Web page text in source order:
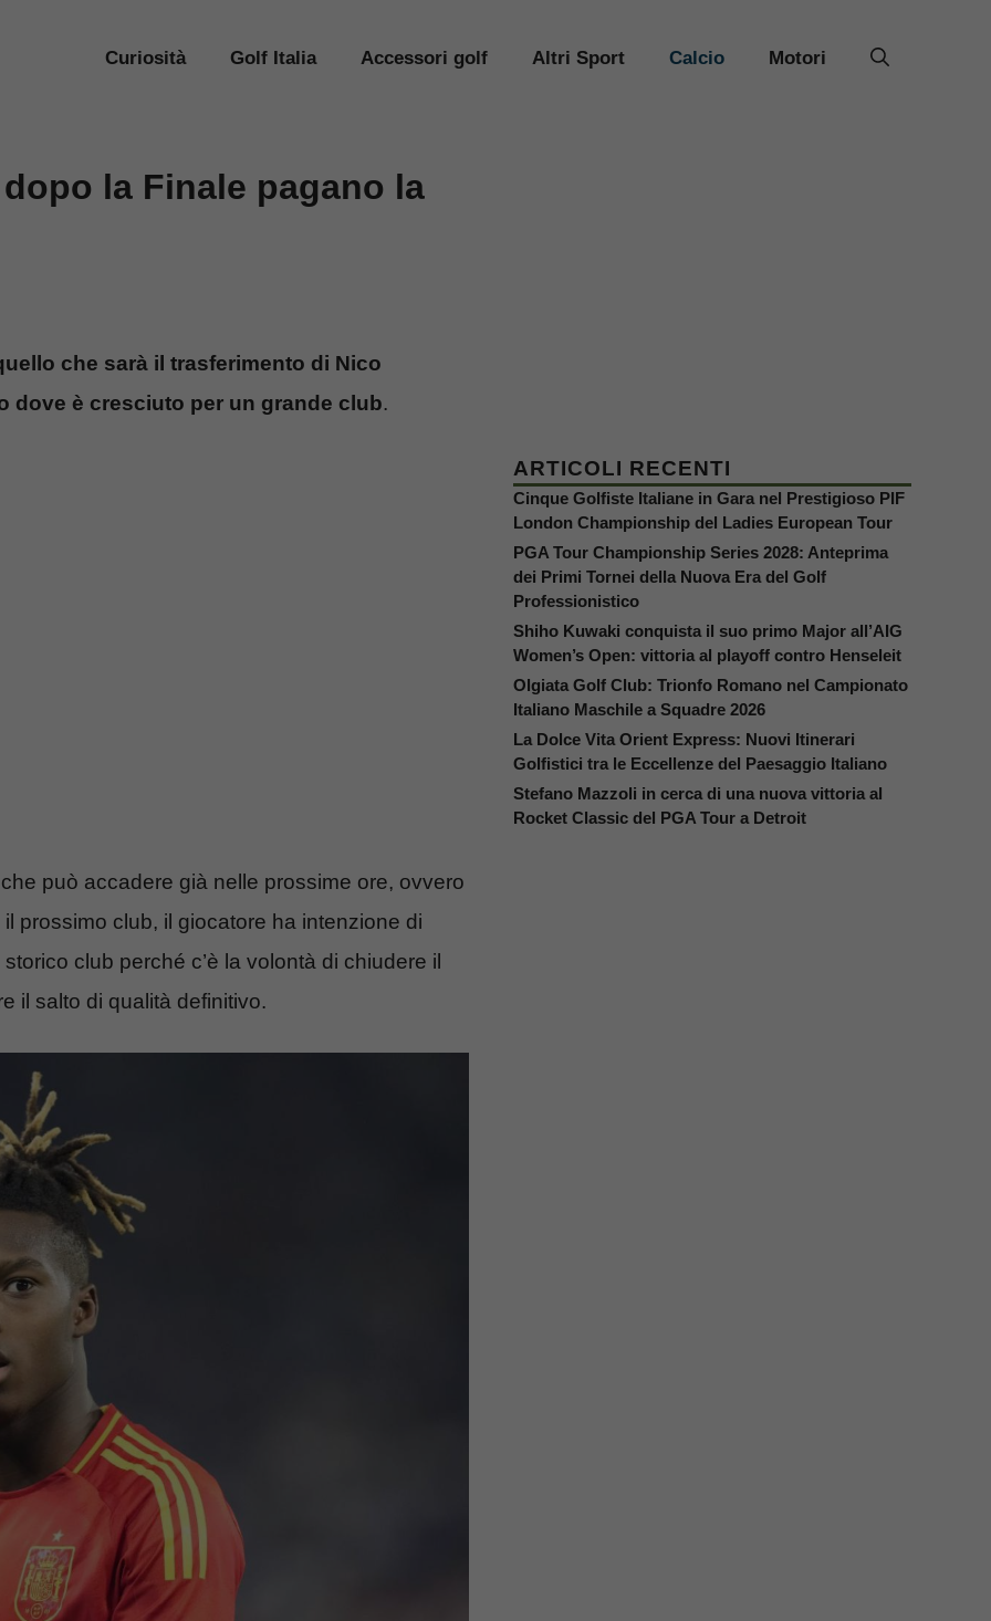
Curiosità Golf Italia Accessori golf Altri Sport Calcio Motori
la Finale pagano la
che sarà il trasferimento di Nico
dove è cresciuto per un grande club.
può accadere già nelle prossime ore, ovvero
il prossimo club, il giocatore ha intenzione di
club perché c’è la volontà di chiudere il
il salto di qualità definitivo.
ARTICOLI RECENTI
Cinque Golfiste Italiane in Gara nel Prestigioso PIF
London Championship del Ladies European Tour
PGA Tour Championship Series 2028: Anteprima
dei Primi Tornei della Nuova Era del Golf
Professionistico
Shiho Kuwaki conquista il suo primo Major all’AIG
Women’s Open: vittoria al playoff contro Henseleit
Olgiata Golf Club: Trionfo Romano nel Campionato
Italiano Maschile a Squadre 2026
La Dolce Vita Orient Express: Nuovi Itinerari
Golfistici tra le Eccellenze del Paesaggio Italiano
Stefano Mazzoli in cerca di una nuova vittoria al
Rocket Classic del PGA Tour a Detroit